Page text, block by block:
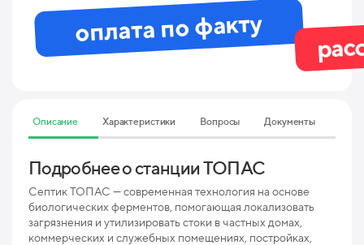
оплата по факту
Описание Характеристики Вопросы Документы
Подробнее о станции ТОПАС
Септик ТОПАС — современная технология на основе
биологических ферментов, помогающая локализовать
загрязнения и утилизировать стоки в частных домах,
коммерческих и служебных помещениях, постройках,